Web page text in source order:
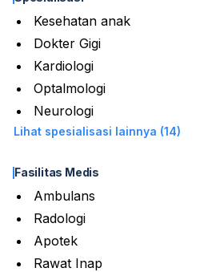
Kesehatan anak
Dokter Gigi
Kardiologi
Optalmologi
Neurologi
Lihat spesialisasi lainnya (14)
Fasilitas Medis
Ambulans
Radologi
Apotek
Rawat Inap